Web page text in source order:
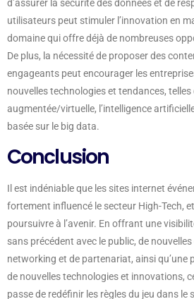
d’assurer la sécurité des données et de
utilisateurs peut stimuler l’innovation en
domaine qui offre déjà de nombreuses
De plus, la nécessité de proposer des
engageants peut encourager les
nouvelles technologies et tendances, telles
augmentée/virtuelle, l’intelligence
basée sur le big data.
Conclusion
Il est indéniable que les sites internet
fortement influencé le secteur High-Tech,
poursuivre à l’avenir. En offrant une
sans précédent avec le public, de
networking et de partenariat, ainsi qu’une
de nouvelles technologies et innovations,
passe de redéfinir les règles du jeu dans le